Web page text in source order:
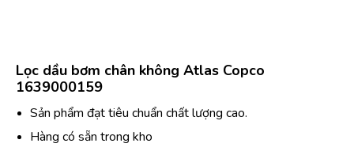
Lọc dầu bơm chân không Atlas Copco
1639000159
Sản phẩm đạt tiêu chuẩn chất lượng cao.
Hàng có sẵn trong kho